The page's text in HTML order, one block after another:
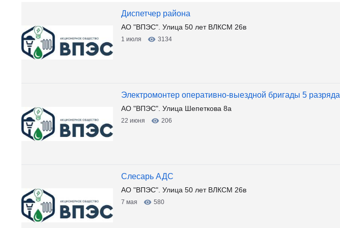
Диспетчер района
АО "ВПЭС". Улица 50 лет ВЛКСМ 26в
1 июля 3134
Электромонтер оперативно-выездной бригады 5 разряда
АО "ВПЭС". Улица Шепеткова 8а
22 июня 206
Слесарь АДС
АО "ВПЭС". Улица 50 лет ВЛКСМ 26в
7 мая 580